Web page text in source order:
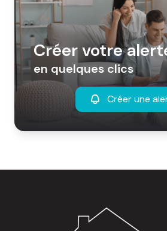
Créer votre
en quelques clics
Créer une